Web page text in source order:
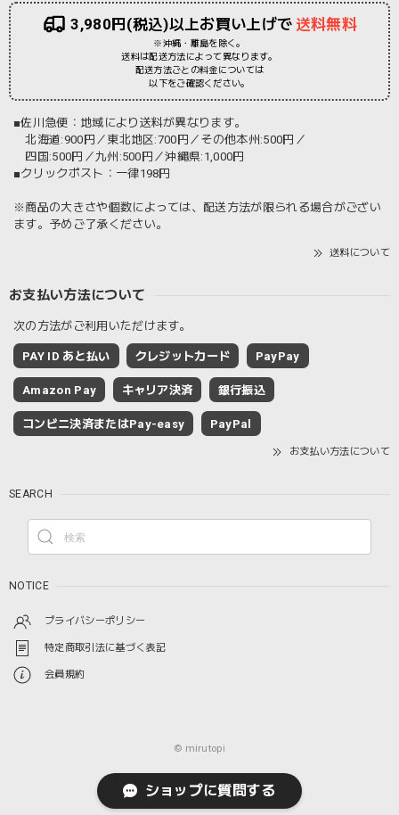
3,980円(税込)以上お買い上げで 送料無料
※沖縄・離島を除く。
送料は配送方法によって異なります。
配送方法ごとの料金については
以下をご確認ください。
■佐川急便：地域により送料が異なります。
北海道:900円／東北地区:700円／その他本州:500円／
四国:500円／九州:500円／沖縄県:1,000円
■クリックポスト：一律198円
※商品の大きさや個数によっては、配送方法が限られる場合がござい
ます。予めご了承ください。
送料について
お支払い方法について
次の方法がご利用いただけます。
PAY ID あと払い クレジットカード PayPay
Amazon Pay キャリア決済 銀行振込
コンビニ決済またはPay-easy PayPal
お支払い方法について
SEARCH
NOTICE
プライバシーポリシー
特定商取引法に基づく表記
会員規約
© mirutopi
ショップに質問する